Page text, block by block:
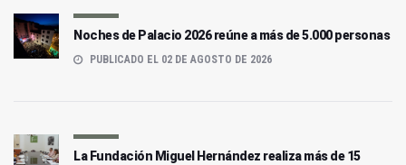
Noches de Palacio 2026 reúne a más de 5.000 personas
PUBLICADO EL 02 DE AGOSTO DE 2026
La Fundación Miguel Hernández realiza más de 15